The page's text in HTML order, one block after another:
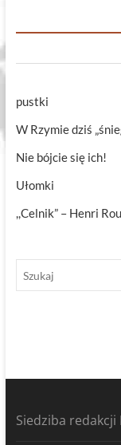
pustki
W Rzymie dziś
Nie bójcie się ich!
Ułomki
,,Celnik” – Henri
Siedziba